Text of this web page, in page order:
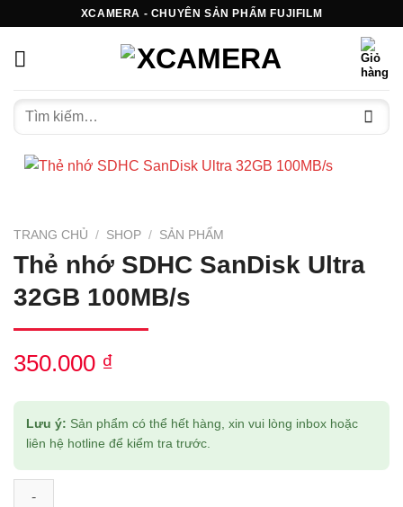
nội
XCAMERA - CHUYÊN SẢN PHẨM FUJIFILM
Tìm
TRANG CHỦ / SHOP / SẢN PHẨM
Thẻ nhớ SDHC SanDisk Ultra
32GB 100MB/s
350.000 ₫
Lưu ý: Sản phẩm có thể hết hàng, xin vui lòng inbox hoặc
liên hệ hotline để kiểm tra trước.